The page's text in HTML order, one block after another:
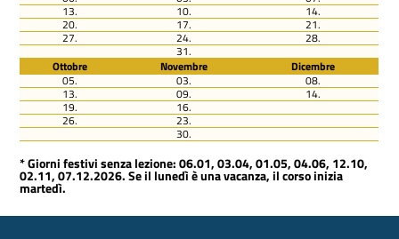
13. 10. 14.
20. 17. 21.
27. 24. 28.
31.
Ottobre
Novembre
Dicembre
05.
03. 08.
13. 09. 14.
19. 16.
26. 23.
30.
* Giorni festivi senza lezione: 06.01, 03.04, 01.05, 04.06, 12.10,
02.11, 07.12.2026. Se il lunedì è una vacanza, il corso inizia
martedì.